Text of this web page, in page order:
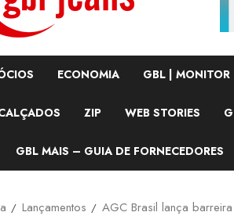
ECONOMIA GBL | MONITOR
ZIP WEB STORIES
GBL MAIS – GUIA DE FORNECEDORES
Lançamentos AGC Brasil lança